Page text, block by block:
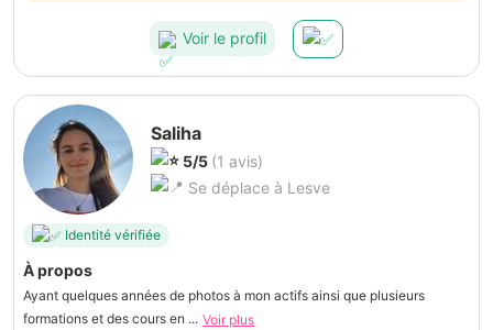
services!
Voir le profil
Saliha
5/5 (1 avis)
Se déplace à Lesve
Identité vérifiée
À propos
Ayant quelques années de photos à mon actifs ainsi que plusieurs
formations et des cours en ... Voir plus